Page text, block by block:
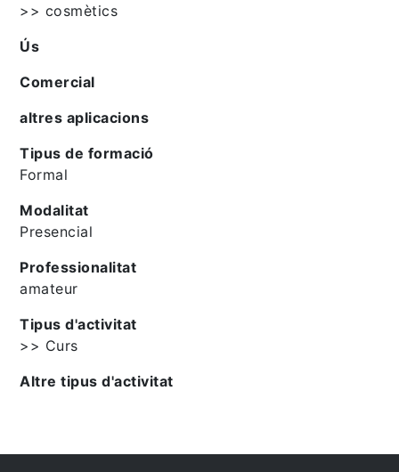
>> cosmètics
Ús
Comercial
altres aplicacions
Tipus de formació
Formal
Modalitat
Presencial
Professionalitat
amateur
Tipus d'activitat
>> Curs
Altre tipus d'activitat